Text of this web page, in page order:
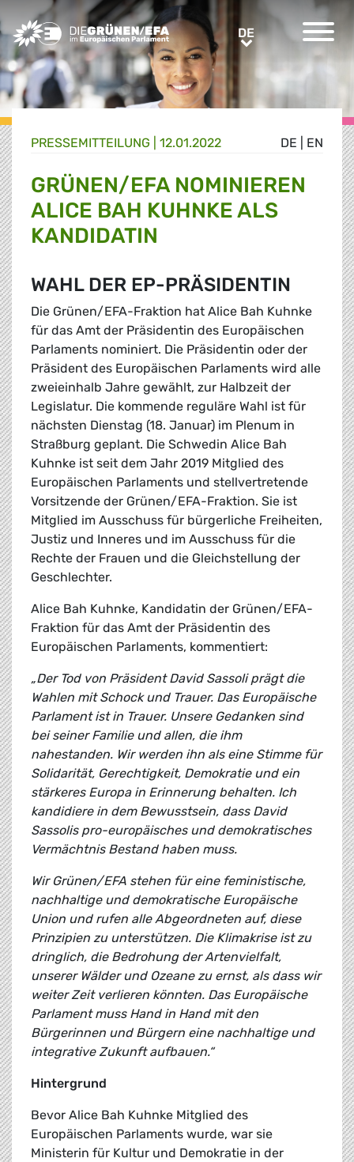
Greens/EFA Home DEDE
DE EN
PRESSE­MITTEILUNG 12.01.2022
GRÜNEN/EFA NOMINIEREN
ALICE BAH KUHNKE ALS
KANDIDATIN
WAHL DER EP-PRÄSIDENTIN
Die Grünen/EFA-Fraktion hat Alice Bah Kuhnke
für das Amt der Präsidentin des Europäischen
Parlaments nominiert. Die Präsidentin oder der
Präsident des Europäischen Parlaments wird alle
zweieinhalb Jahre gewählt, zur Halbzeit der
Legislatur. Die kommende reguläre Wahl ist für
nächsten Dienstag (18. Januar) im Plenum in
Straßburg geplant. Die Schwedin Alice Bah
Kuhnke ist seit dem Jahr 2019 Mitglied des
Europäischen Parlaments und stellvertretende
Vorsitzende der Grünen/EFA-Fraktion. Sie ist
Mitglied im Ausschuss für bürgerliche Freiheiten,
Justiz und Inneres und im Ausschuss für die
Rechte der Frauen und die Gleichstellung der
Geschlechter.
Alice Bah Kuhnke, Kandidatin der Grünen/EFA-
Fraktion für das Amt der Präsidentin des
Europäischen Parlaments, kommentiert:
„Der Tod von Präsident David Sassoli prägt die
Wahlen mit Schock und Trauer. Das Europäische
Parlament ist in Trauer. Unsere Gedanken sind
bei seiner Familie und allen, die ihm
nahestanden. Wir werden ihn als eine Stimme für
Solidarität, Gerechtigkeit, Demokratie und ein
stärkeres Europa in Erinnerung behalten. Ich
kandidiere in dem Bewusstsein, dass David
Sassolis pro-europäisches und demokratisches
Vermächtnis Bestand haben muss.
Wir Grünen/EFA stehen für eine feministische,
nachhaltige und demokratische Europäische
Union und rufen alle Abgeordneten auf, diese
Prinzipien zu unterstützen. Die Klimakrise ist zu
dringlich, die Bedrohung der Artenvielfalt,
unserer Wälder und Ozeane zu ernst, als dass wir
weiter Zeit verlieren könnten. Das Europäische
Parlament muss Hand in Hand mit den
Bürgerinnen und Bürgern eine nachhaltige und
integrative Zukunft aufbauen.“
Hintergrund
Bevor Alice Bah Kuhnke Mitglied des
Europäischen Parlaments wurde, war sie
Ministerin für Kultur und Demokratie in der